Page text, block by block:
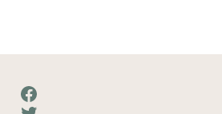
Facebook